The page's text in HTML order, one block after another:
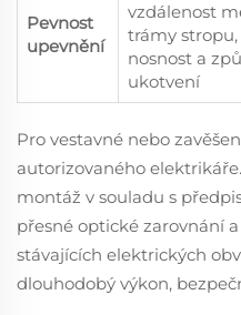
Pevnost
upevnění
vzdálenost
trámy stropu,
nosnost a
ukotvení
Pro vestavné nebo
autorizovaného
montáž v souladu s
přesné optické zarovnání
stávajících elektrických
dlouhodobý výkon,